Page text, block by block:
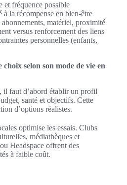
et fréquence possible
la récompense en bien-être
matériel, proximité
versus renforcement des liens
personnelles (enfants,
selon son mode de vie en
il faut d’abord établir un profil
santé et objectifs. Cette
d’options réalistes.
optimise les essais. Clubs
médiathèques et
Headspace offrent des
à faible coût.